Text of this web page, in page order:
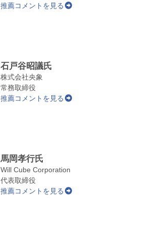
推薦コメントを見る
石戸谷昭議氏
株式会社央象
常務取締役
推薦コメントを見る
馬岡孝行氏
Will Cube Corporation
代表取締役
推薦コメントを見る